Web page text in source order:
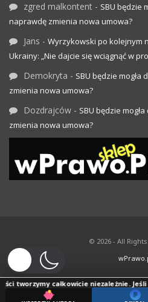
zgred malkontent - SBU będzie
naprawdę zmienia nowa umowa?
Jans - Wyrzykowski po kolejnym
Ukrainy: „Nie dajcie się wciągnąć w
Demokryta - SBU będzie mogła
zmienia nowa umowa?
Dozdrajców - SBU będzie
zmienia nowa umowa?
© 2026 - All
tworzymy całkowicie niezależnie. Jeśli